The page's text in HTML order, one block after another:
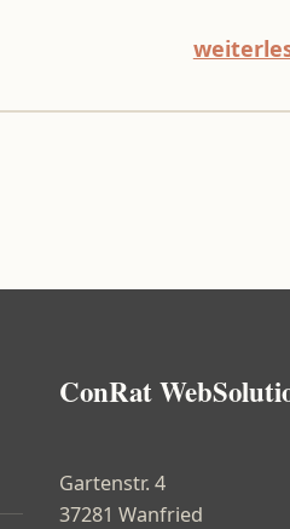
“5 Stunden pro Woche sparen: KMU-Automatisierung mit n8n”
ConRat
Gartenstr. 4
37281 Wanfried